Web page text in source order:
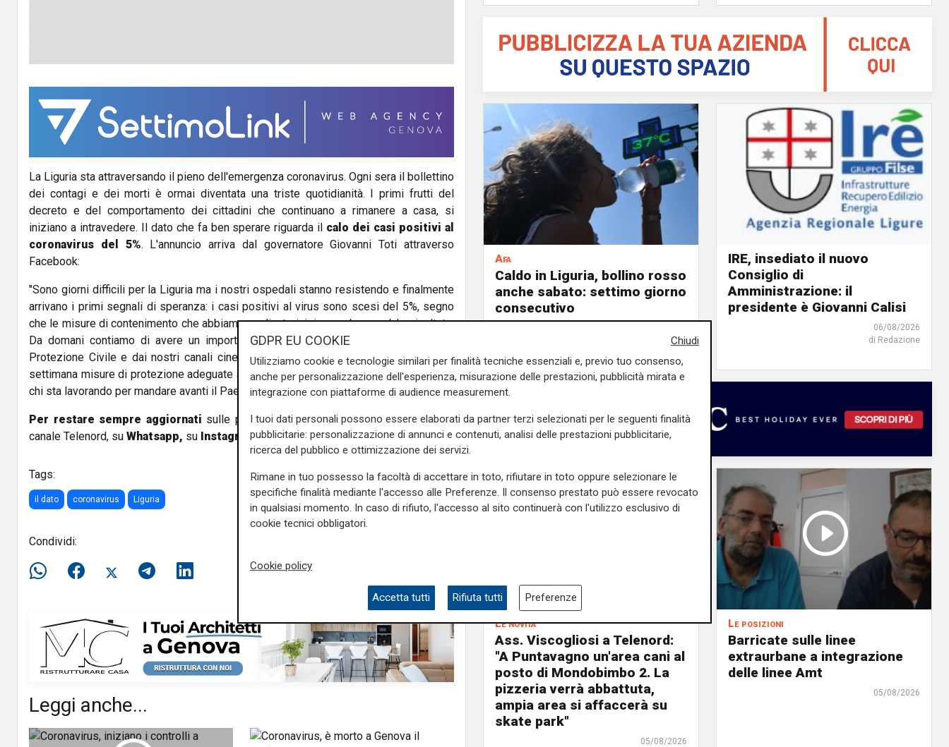
La Liguria sta attraversando il pieno dell'emergenza coronavirus. Ogni sera il bollettino
dei contagi e dei morti è ormai diventata una triste quotidianità. I primi frutti del
decreto e del comportamento dei cittadini che continuano a rimanere a casa, si
iniziano a intravedere. Il dato che fa ben sperare riguarda il calo dei casi positivi al
coronavirus del 5%. L'annuncio arriva dal governatore Giovanni Toti attraverso
Facebook:
"Sono giorni difficili per la Liguria ma i nostri ospedali stanno resistendo e finalmente
arrivano i primi segnali di speranza: i casi positivi al virus sono scesi del 5%, segno
che le misure di contenimento che abbiamo applicato iniziano a dare qualche risultato.
Da domani contiamo di avere un importante numero di mascherine in arrivo dalla
Protezione Civile e dai nostri canali cinesi e americani, per dare entro la prossima
settimana misure di protezione adeguate a tutti coloro che ne hanno bisogno, anche a
chi sta lavorando per mandare avanti il Paese. Non abbassiamo la guardia!"
Per restare sempre aggiornati sulle principali notizie sulla Liguria seguiteci sul
canale Telenord, su Whatsapp, su Instagram,suYoutubee suFacebook.
Tags:
il dato coronavirus Liguria
Condividi:
Leggi anche...
Afa
Caldo in Liguria, bollino rosso
anche sabato: settimo giorno
consecutivo
di F.S.
IRE, insediato il nuovo
Consiglio di
Amministrazione: il
presidente è Giovanni Calisi
06/08/2026
di Redazione
Le novità
Ass. Viscogliosi a Telenord:
"A Puntavagno un'area cani al
posto di Mondobimbo 2. La
pizzeria verrà abbattuta,
ampia area si affaccerà su
skate park"
05/08/2026
Le posizioni
Barricate sulle linee
extraurbane a integrazione
delle linee Amt
05/08/2026
Chiudi
GDPR EU COOKIE
Utilizziamo cookie e tecnologie similari per finalità tecniche essenziali e, previo tuo consenso,
anche per personalizzazione dell'esperienza, misurazione delle prestazioni, pubblicità mirata e
integrazione con piattaforme di audience measurement.
I tuoi dati personali possono essere elaborati da partner terzi selezionati per le seguenti finalità
pubblicitarie: personalizzazione di annunci e contenuti, analisi delle prestazioni pubblicitarie,
ricerca del pubblico e ottimizzazione dei servizi.
Rimane in tuo possesso la facoltà di accettare in toto, rifiutare in toto oppure selezionare le
specifiche finalità mediante l'accesso alle Preferenze. Il consenso prestato può essere revocato
in qualsiasi momento. In caso di rifiuto, l'accesso al sito continuerà con l'utilizzo esclusivo di
cookie tecnici obbligatori.
Cookie policy
Accetta tutti Rifiuta tutti Preferenze